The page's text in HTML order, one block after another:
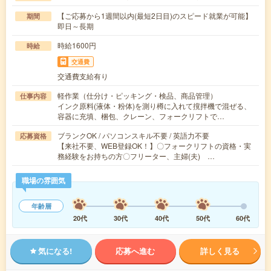
期間
【ご応募から1週間以内(最短2日目)のスピード就業が可能】
即日～長期
時給 時給1600円
交通費
交通費支給有り
仕事内容
軽作業（仕分け・ピッキング・検品、商品管理）
インク原料(液体・粉体)を測り樽に入れて撹拌機で混ぜる、
容器に充填、梱包、クレーン、フォークリフトで…
応募資格
ブランクOK / パソコンスキル不要 / 英語力不要
【来社不要、WEB登録OK！】〇フォークリフトの資格・実
務経験をお持ちの方〇フリーター、主婦(夫) …
職場の雰囲気
年齢層
20代
30代 40代 50代 60代
気になる! 応募へ進む 詳しく見る